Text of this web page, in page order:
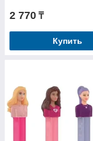
2 770 ₸
Купить